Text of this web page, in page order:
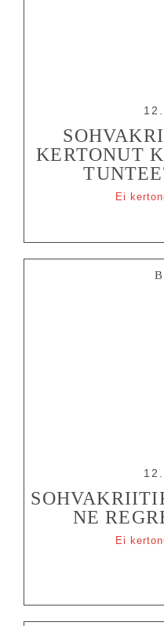
KERTONUT
Ei
NE
Ei